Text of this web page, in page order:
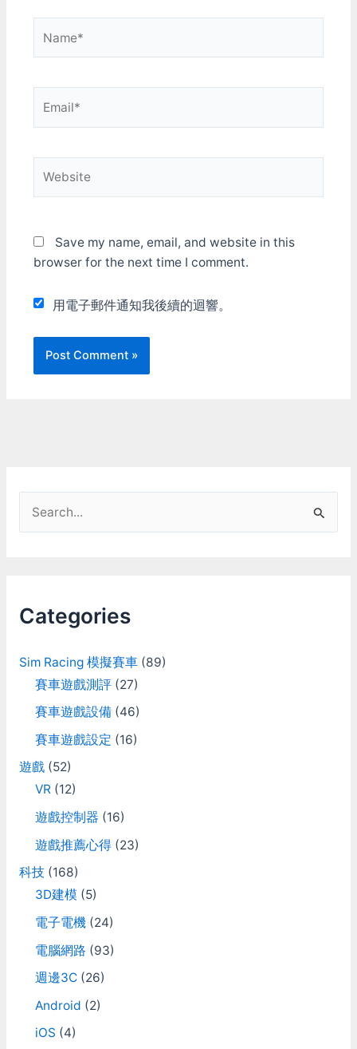
像少了什麼。 林隆旋 天使
詩篇 track07…
Save my name, email, and website in this
browser for the next time I comment.
用電子郵件通知我後續的迴響。
e
h
Categories
Sim Racing 模擬賽車(89)
賽車遊戲測評(27)
賽車遊戲設備(46)
賽車遊戲設定 (16)
遊戲(52)
VR(12)
遊戲控制器 (16)
遊戲推薦心得(23)
科技(168)
3D建模 (5)
電子電機(24)
電腦網路 (93)
週邊3C(26)
Android (2)
iOS (4)